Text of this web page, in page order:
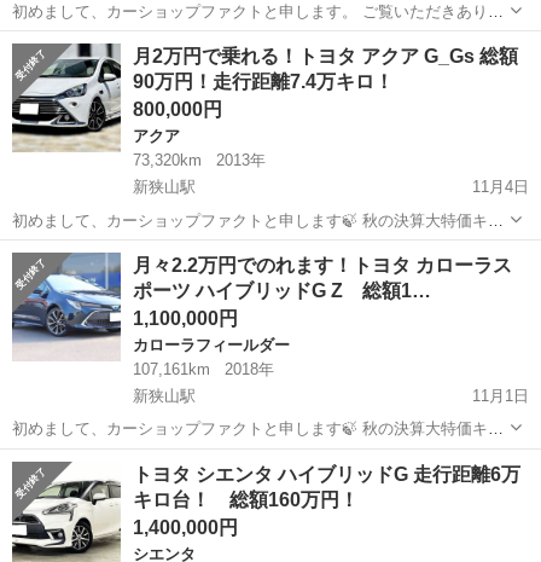
初めまして、カーショップファクトと申します。 ご覧いただきありが
とうございます！ こちらFJクルーザーは、特に大きな不具合等はない
お車です！🚙 今回は最近人気の上がってきているお車のご紹介です！
こちらは2011年式...
埼玉 狭山市 新狭山駅 その他 走行距離
月2万円で乗れる！トヨタ アクア G_Gs 総額
90万円！走行距離7.4万キロ！
800,000円
アクア
73,320km
2013年
新狭山駅
11月4日
初めまして、カーショップファクトと申します🍃 秋の決算大特価キャ
ンペーンのご案内です🍂 ご覧いただきありがとうございます！ こちら
のアクアは、特に大きな不具合等はないお車です🚙 社外ナビ、TV、バ
ックカメラなど装備の...
埼玉 狭山市 新狭山駅 アクア 車両
月々2.2万円でのれます！トヨタ カローラス
ポーツ ハイブリッドG Z 総額1…
1,100,000円
カローラフィールダー
107,161km
2018年
新狭山駅
11月1日
初めまして、カーショップファクトと申します🍃 秋の決算大特価キャ
ンペーンのご案内です🍂 ご覧いただきありがとうございます！ こちら
のレクサスRXは、特に大きな不具合等はないお車です🚙 ナビ、ETC、
バックカメラなど装...
埼玉 新狭山駅 カローラフィールダー 車両
トヨタ シエンタ ハイブリッドG 走行距離6万
キロ台！ 総額160万円！
1,400,000円
シエンタ